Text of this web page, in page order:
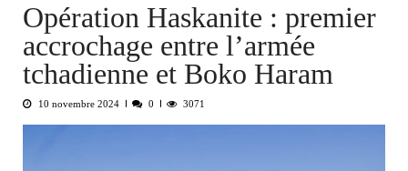
Opération Haskanite : premier
accrochage entre l’armée
tchadienne et Boko Haram
10 novembre 2024 0 3071